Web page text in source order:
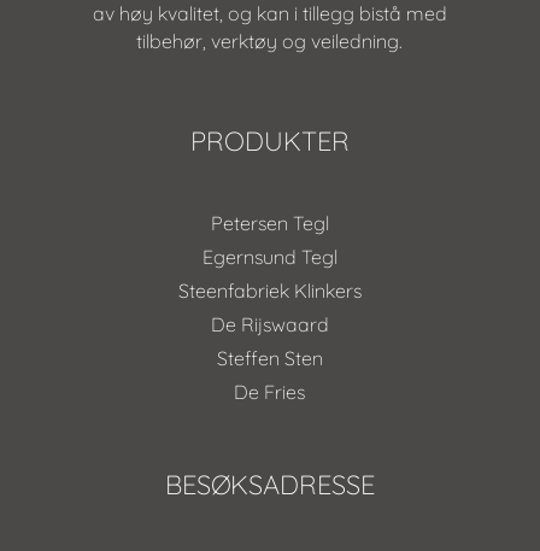
av høy kvalitet, og kan i tillegg bistå med
tilbehør, verktøy og veiledning.
PRODUKTER
Petersen Tegl
Egernsund Tegl
Steenfabriek Klinkers
De Rijswaard
Steffen Sten
De Fries
BESØKSADRESSE